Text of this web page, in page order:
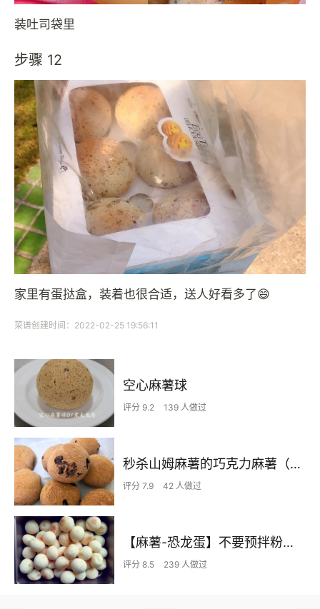
装吐司袋里
步骤 12
家里有蛋挞盒，装着也很合适，送人好看多了😄
菜谱创建时间：2022-02-25 19:56:11
空心麻薯球
评分 9.2 139 人做过
秒杀山姆麻薯的巧克力麻薯（简单易上手）
评分 7.9 42 人做过
【麻薯-恐龙蛋】不要预拌粉而且绝对不会翻车的迷你麻薯
评分 8.5 239 人做过